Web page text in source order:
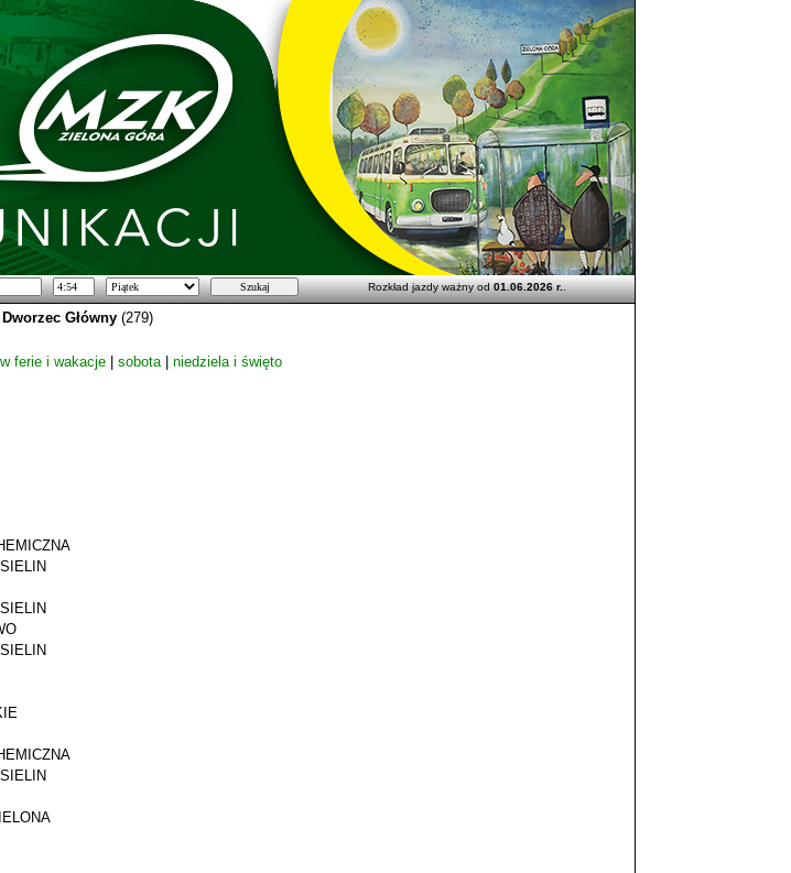
Rozkład jazdy ważny od01.06.2026 r..
Dworzec Główny (279)
ferie i wakacje sobota| niedziela i święto